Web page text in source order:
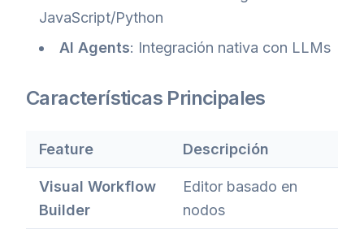
JavaScript/Python
AI Agents: Integración nativa con LLMs
Características Principales
Feature Descripción
Visual Workflow
Builder
Editor basado en
nodos